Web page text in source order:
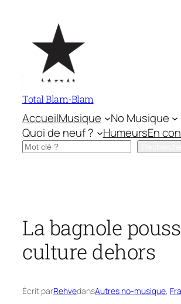
contenu
Total Blam-Blam
AccueilMusique
No Musique
Quoi de neuf ?
HumeursEn
Rechercher
La bagnole
culture dehors
Écrit parRehvedansAutres no-musique,